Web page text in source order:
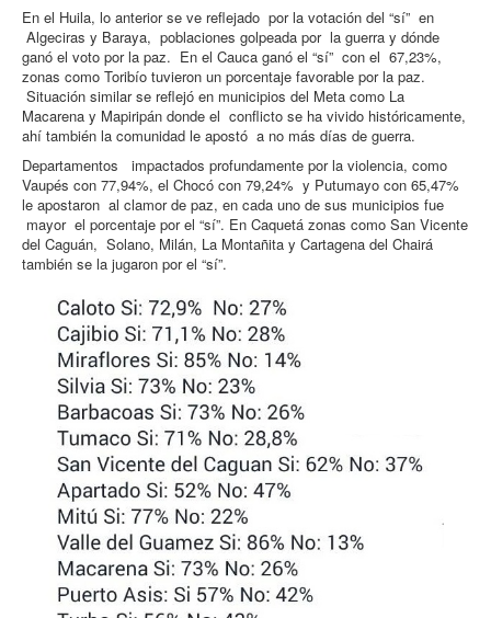
En el Huila, lo anterior se ve reflejado por la votación del “sí” en
Algeciras y Baraya, poblaciones golpeada por la guerra y dónde
ganó el voto por la paz. En el Cauca ganó el “sí” con el 67,23%,
zonas como Toribío tuvieron un porcentaje favorable por la paz.
Situación similar se reflejó en municipios del Meta como La
Macarena y Mapiripán donde el conflicto se ha vivido históricamente,
ahí también la comunidad le apostó a no más días de guerra.
Departamentos impactados profundamente por la violencia, como
Vaupés con 77,94%, el Chocó con 79,24% y Putumayo con 65,47%
le apostaron al clamor de paz, en cada uno de sus municipios fue
mayor el porcentaje por el “sí”. En Caquetá zonas como San Vicente
del Caguán, Solano, Milán, La Montañita y Cartagena del Chairá
también se la jugaron por el “sí”.